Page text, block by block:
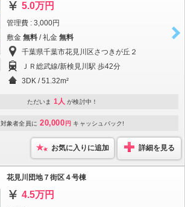
5.0万円
管理費 : 3,000円
敷金 無料 / 礼金 無料
千葉県千葉市花見川区さつきが丘２
ＪＲ総武線/新検見川駅 歩42分
3DK / 51.32m²
ただいま 1人 が検討中！
対象者全員に 20,000 円 キャッシュバック!
お気に入りに追加 詳細を見る
花見川団地７街区４号棟
4.5万円